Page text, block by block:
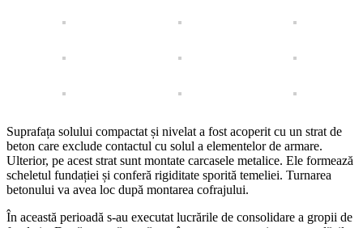
Suprafața solului compactat și nivelat a fost acoperit cu un strat de
beton care exclude contactul cu solul a elementelor de armare.
Ulterior, pe acest strat sunt montate carcasele metalice. Ele formează
scheletul fundației și conferă rigiditate sporită temeliei. Turnarea
betonului va avea loc după montarea cofrajului.
În această perioadă s-au executat lucrările de consolidare a gropii de